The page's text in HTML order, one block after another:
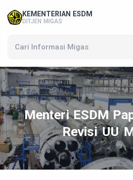
KEMENTERIAN ESDM
DITJEN MIGAS
Menteri ESDM
Revisi UU